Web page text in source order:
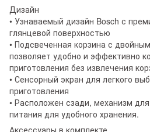
Дизайн
• Узнаваемый дизайн Bosch с
глянцевой поверхностью
• Подсвеченная корзина с
позволяет удобно и эффективно
приготовления без извлечения
• Сенсорный экран для легкого
приготовления
• Расположен сзади, механизм
питания для удобного хранения.
Аксессуары в комплекте